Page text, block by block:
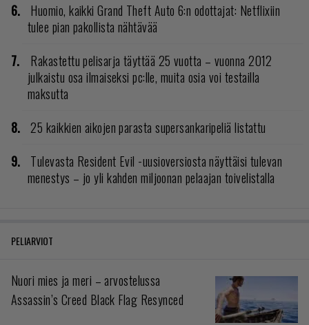
Huomio, kaikki Grand Theft Auto 6:n odottajat: Netflixiin
tulee pian pakollista nähtävää
Rakastettu pelisarja täyttää 25 vuotta – vuonna 2012
julkaistu osa ilmaiseksi pc:lle, muita osia voi testailla
maksutta
25 kaikkien aikojen parasta supersankaripeliä listattu
Tulevasta Resident Evil -uusioversiosta näyttäisi tulevan
menestys – jo yli kahden miljoonan pelaajan toivelistalla
PELIARVIOT
Nuori mies ja meri – arvostelussa
Assassin’s Creed Black Flag Resynced